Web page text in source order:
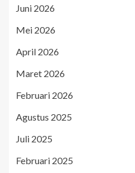
Juni 2026
Mei 2026
April 2026
Maret 2026
Februari 2026
Agustus 2025
Juli 2025
Februari 2025